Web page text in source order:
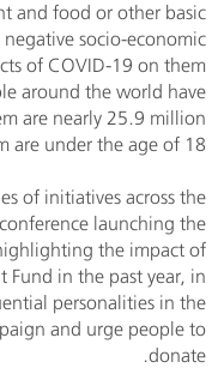
and food or other basic
socio-economic
of COVID-19 on them.”
around the world have
are nearly 25.9 million
under the age of 18.
of initiatives across the
launching the
the impact of
in the past year, in
personalities in the
and urge people to
donate.